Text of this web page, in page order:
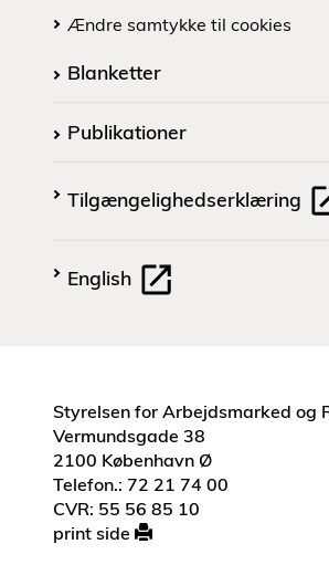
Ændre samtykke til cookies
Blanketter
Publikationer
Tilgængelighedserklæring
English
Styrelsen for Arbejdsmarked og
Vermundsgade 38
2100 København Ø
Telefon.: 72 21 74 00
CVR: 55 56 85 10
print side